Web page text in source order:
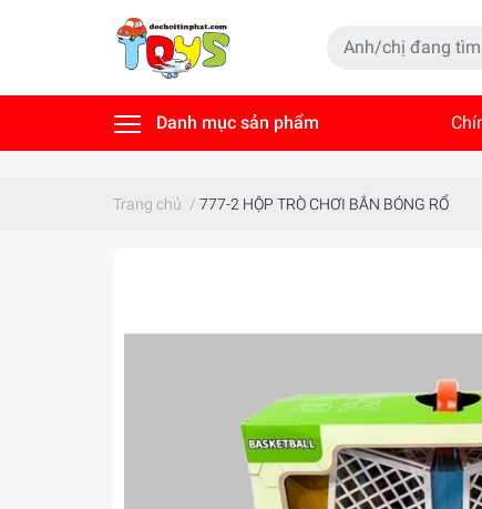
Danh mục sản phẩm
Trang chủ / 777-2 HỘP TRÒ CHƠI BẮN BÓNG RỔ